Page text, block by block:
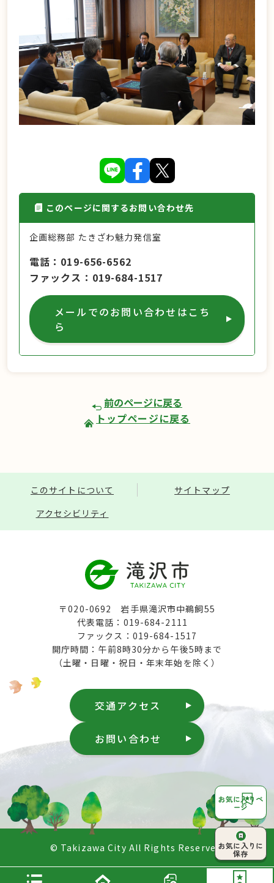
お気に入りペ
ージ
お気に入りに
保存
このページに関するお問い合わせ先
企画総務部 たきざわ魅力発信室
電話
019-656-6562
ファックス
019-684-1517
メールでのお問い合わせはこち
ら
前のページに戻る
トップページに戻る
このサイトについて
サイトマップ
アクセシビリティ
〒020-0692 岩手県滝沢市中鵜飼55
代表電話：019-684-2111
ファックス：019-684-1517
開庁時間：午前8時30分から午後5時まで
（土曜・日曜・祝日・年末年始を除く）
交通アクセス
お問い合わせ
© Takizawa City All Rights Reserved.ページ上部へ
戻る